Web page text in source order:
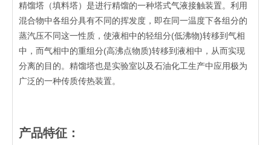
精馏塔（填料塔）是进行精馏的一种塔式气液接触装置。利用
混合物中各组分具有不同的挥发度，即在同一温度下各组分的
蒸汽压不同这一性质，使液相中的轻组分(低沸物)转移到气相
中，而气相中的重组分(高沸点物质)转移到液相中，从而实现
分离的目的。精馏塔也是实验室以及石油化工生产中应用极为
广泛的一种传质传热装置。
产品特征：